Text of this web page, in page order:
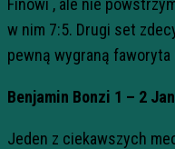
Finowi , ale nie
w nim 7:5. Drugi set
pewną wygraną
Benjamin Bonzi 1 – 2
Jeden z ciekawszych